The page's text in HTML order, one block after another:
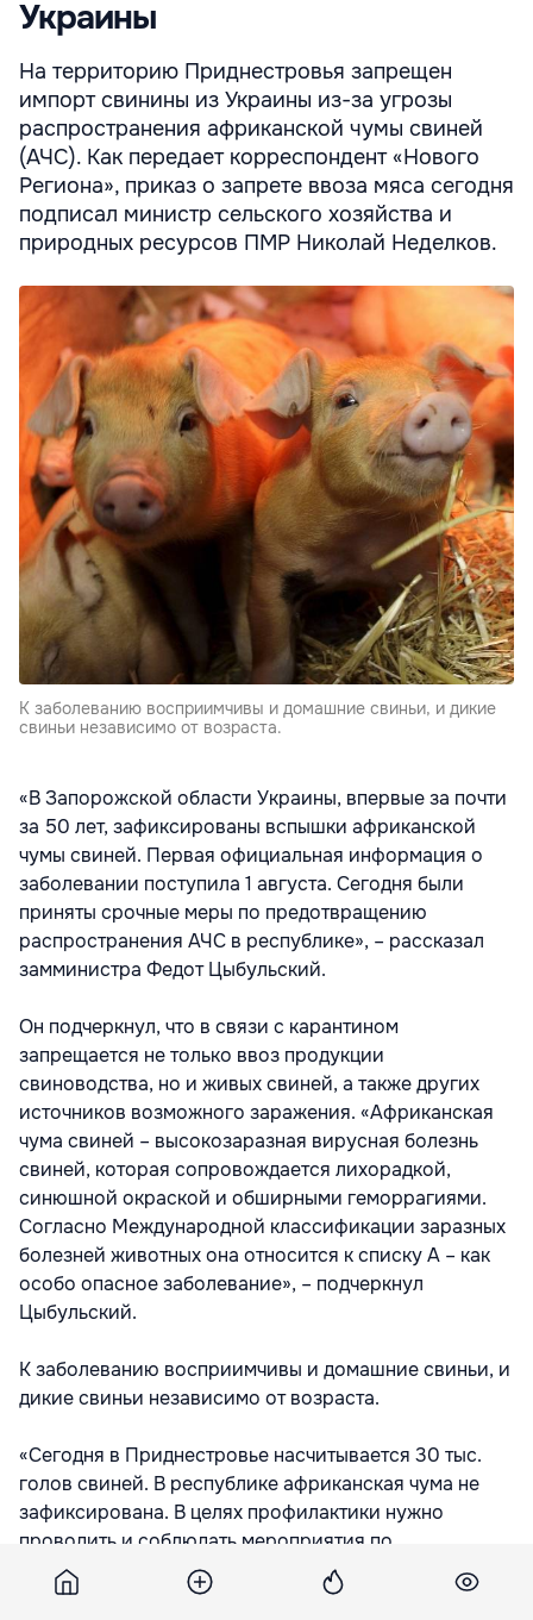
Украины
На территорию Приднестровья запрещен
импорт свинины из Украины из-за угрозы
распространения африканской чумы свиней
(АЧС). Как передает корреспондент «Нового
Региона», приказ о запрете ввоза мяса сегодня
подписал министр сельского хозяйства и
природных ресурсов ПМР Николай Неделков.
К заболеванию восприимчивы и домашние свиньи, и дикие
свиньи независимо от возраста.
«В Запорожской области Украины, впервые за почти
за 50 лет, зафиксированы вспышки африканской
чумы свиней. Первая официальная информация о
заболевании поступила 1 августа. Сегодня были
приняты срочные меры по предотвращению
распространения АЧС в республике», – рассказал
замминистра Федот Цыбульский.
Он подчеркнул, что в связи с карантином
запрещается не только ввоз продукции
свиноводства, но и живых свиней, а также других
источников возможного заражения. «Африканская
чума свиней – высокозаразная вирусная болезнь
свиней, которая сопровождается лихорадкой,
синюшной окраской и обширными геморрагиями.
Согласно Международной классификации заразных
болезней животных она относится к списку A – как
особо опасное заболевание», – подчеркнул
Цыбульский.
К заболеванию восприимчивы и домашние свиньи, и
дикие свиньи независимо от возраста.
«Сегодня в Приднестровье насчитывается 30 тыс.
голов свиней. В республике африканская чума не
зафиксирована. В целях профилактики нужно
проводить и соблюдать мероприятия по
недопущению заноса болезни. Сегодня необходим
строгий и внимательный ветеринарный надзор», –